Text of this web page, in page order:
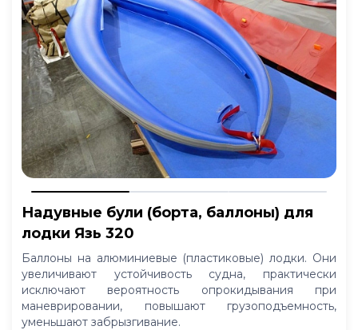
Надувные були (борта, баллоны) для
лодки Язь 320
Баллоны на алюминиевые (пластиковые) лодки. Они
увеличивают устойчивость судна, практически
исключают вероятность опрокидывания при
маневрировании, повышают грузоподъемность,
уменьшают забрызгивание.